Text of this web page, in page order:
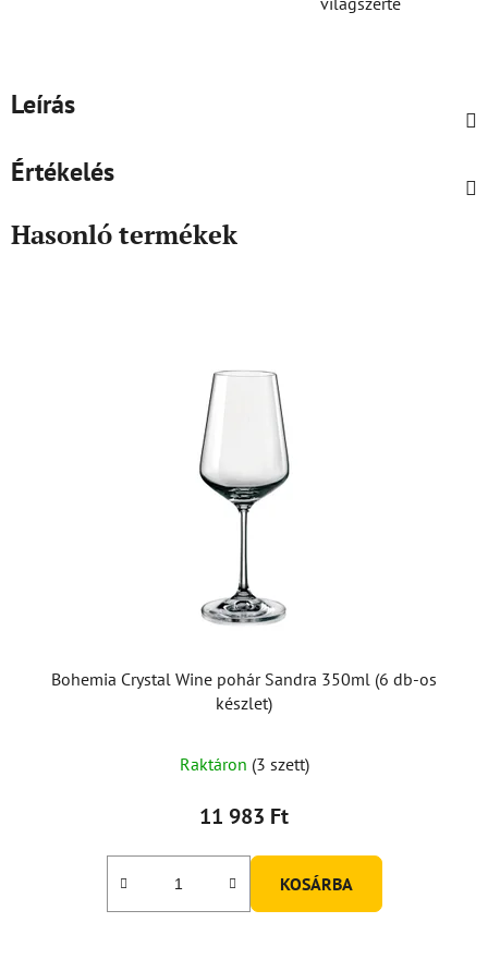
Leírás
Értékelés
Hasonló termékek
Bohemia Crystal Wine pohár Sandra 350ml (6 db-os
készlet)
Raktáron (3 szett)
11 983 Ft
KOSÁRBA